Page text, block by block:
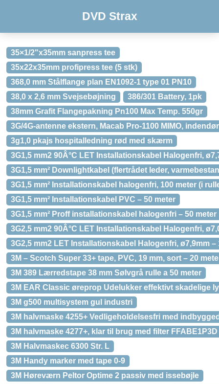
DVD Strax
35×1/2"x35mm sanpress tee
35x22x35mm profipress tee (5 stk)
368,0 mm Stålflange plan EN1092-1 type 01 PN10
38,0 x 2,6 mm Svejsebøjning
386/301 Battery, 1pk
38mm Grafit Flangepakning Pn100 Max Temp. 550gr
3G/4G-antenne ekstern, Macab Pro-1100 MIMO,
3g1,0 pkajs hospitalledning rød med skærm
3G1,5 mm2 90Â°C LET Installationskabel Halogenfri,
3G1,5 mm² Downlightkabel (flertrådet leder,
3G1,5 mm² Installationskabel halogenfri, 100 meter (i
3G1,5 mm² Installationskabel PVC – 50 meter
3G1,5 mm² Proff installationskabel halogenfri – 50 meter
3G2,5 mm2 90Â°C LET Installationskabel Halogenfri,
3G2,5 mm2 LET Installationskabel Halogenfri, ø7,9mm –
3M – Scotch Super 33+ tape, PVC, 19 mm, sort – 20
3M 389 Lærredstape 38 mm Sølvgrå rulle a 50 meter
3M EAR Classic øreprop Udelukker effektivt skadelige
3M g500 multisystem gul industri
3M halvmaske 4255+ Vedligeholdelsesfri med
3M halvmaske 4277+, klar til brug med filter FFABE1P3D
3M Halvmaskec 6300 Str. L
3M Handy marker med tape 0-9
3M Høreværn Peltor Optime 2 passiv med issebøjle